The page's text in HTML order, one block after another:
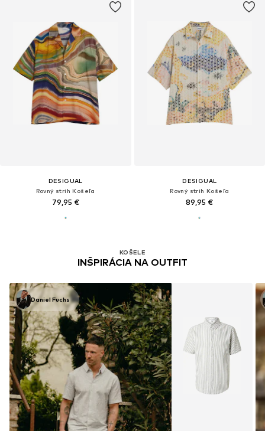
DESIGUAL
Rovný strih Košeľa
79,95 €
DESIGUAL
Rovný strih Košeľa
89,95 €
KOŠELE
INŠPIRÁCIA NA OUTFIT
Daniel Fuchs